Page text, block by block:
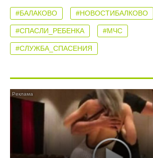
#БАЛАКОВО #НОВОСТИБАЛКОВО
#СПАСЛИ_РЕБЕНКА #МЧС
#СЛУЖБА_СПАСЕНИЯ